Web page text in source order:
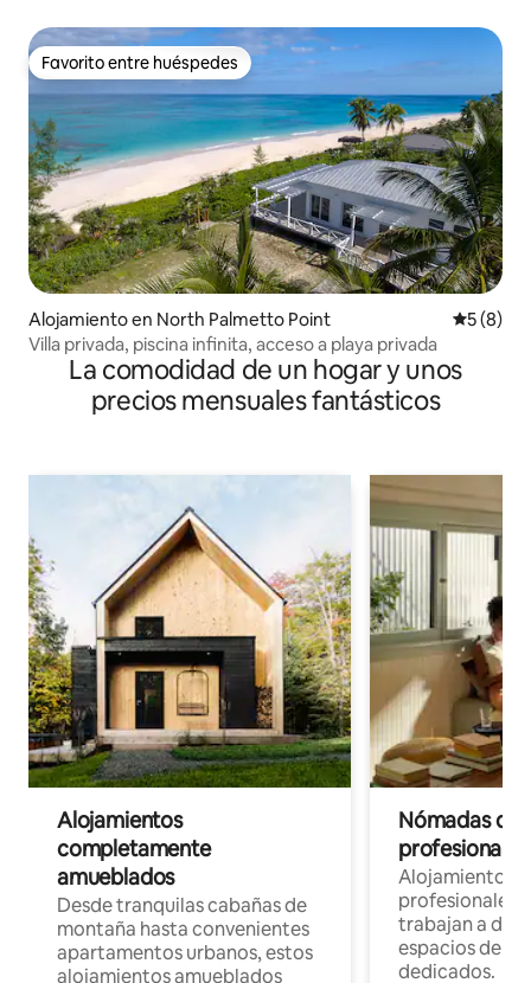
Favorito entre huéspedes
Favorito entre huéspedes
Alojamiento en North Palmetto Point
5 (8)
Villa privada, piscina infinita, acceso a playa privada
La comodidad de un hogar y unos
precios mensuales fantásticos
Alojamientos
completamente
amueblados
Desde tranquilas cabañas de
montaña hasta convenientes
apartamentos urbanos, estos
alojamientos amueblados
Nómadas
Alojamientos
profesionales
trabajan a
espacios de
dedicados.